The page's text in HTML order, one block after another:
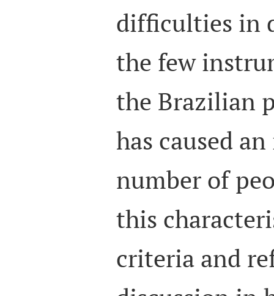
difficulties in
the few
the Brazilian
has caused
number of
this
criteria and